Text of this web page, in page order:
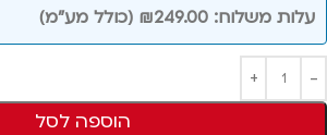
עלות משלוח: ₪249.00 (כולל מע"מ)
הוספה לסל